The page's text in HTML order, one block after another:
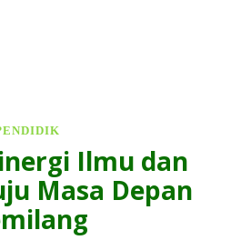
Ilmu dan
Masa Depan